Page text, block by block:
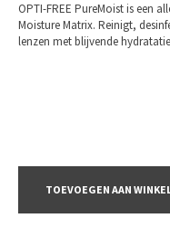
OPTI-FREE PureMoist is een
Moisture Matrix. Reinigt,
lenzen met blijvende
TOEVOEGEN AAN